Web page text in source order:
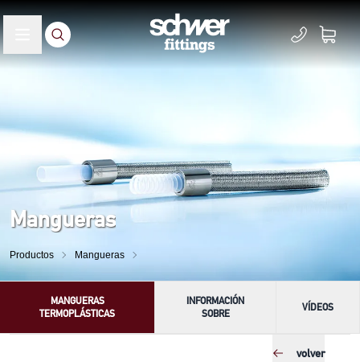
Mangueras
Productos Mangueras
MANGUERAS
TERMOPLÁSTICAS
INFORMACIÓN
SOBRE
VÍDEOS
volver